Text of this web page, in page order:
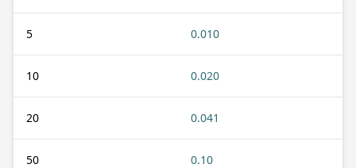
5 0.010
10 0.020
20 0.041
50 0.10